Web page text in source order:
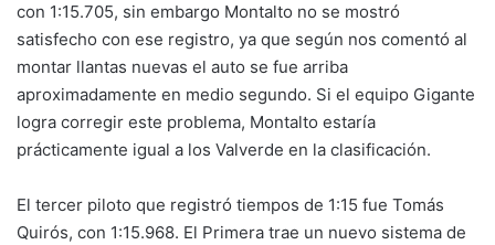
con 1:15.705, sin embargo Montalto no se mostró
satisfecho con ese registro, ya que según nos comentó al
montar llantas nuevas el auto se fue arriba
aproximadamente en medio segundo. Si el equipo Gigante
logra corregir este problema, Montalto estaría
prácticamente igual a los Valverde en la clasificación.
El tercer piloto que registró tiempos de 1:15 fue Tomás
Quirós, con 1:15.968. El Primera trae un nuevo sistema de